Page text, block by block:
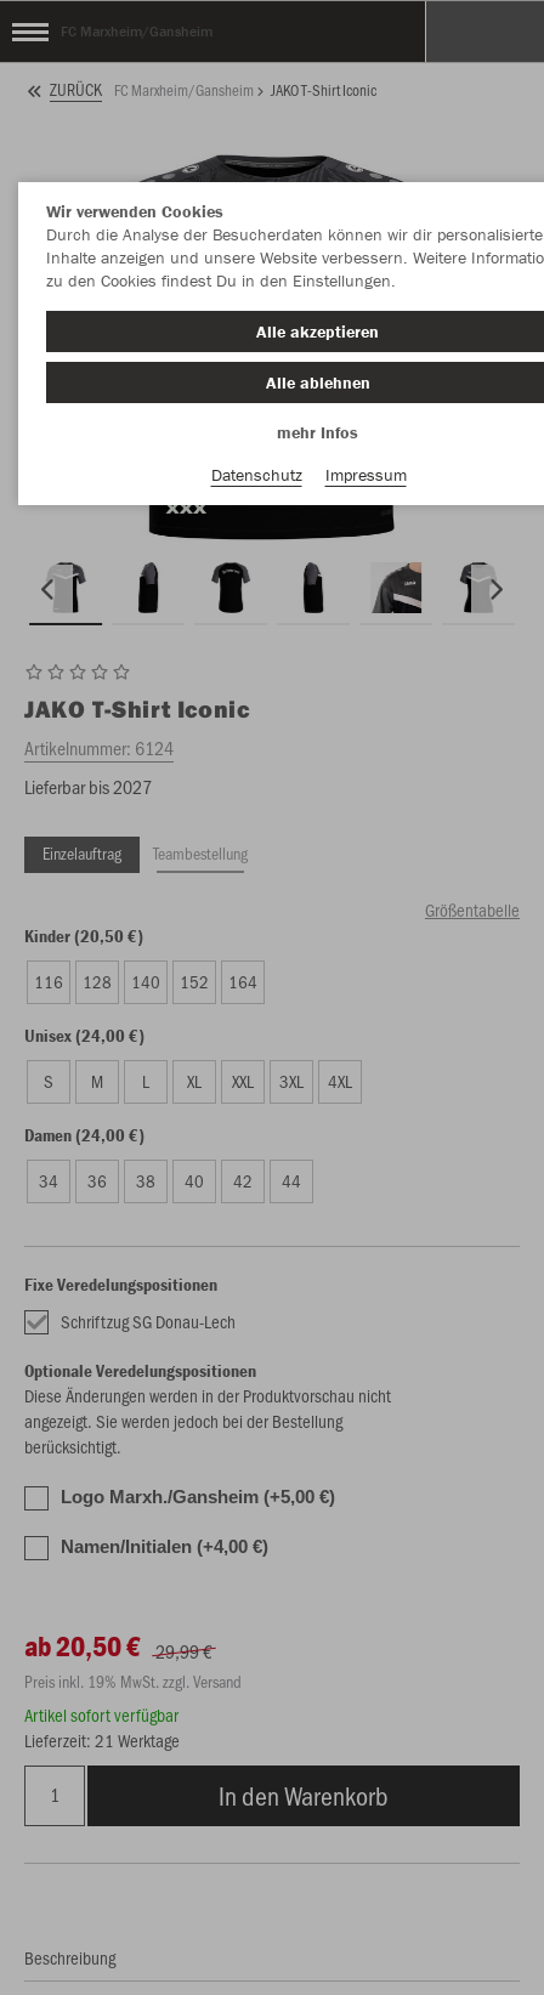
FC Marxheim/Gansheim
ZURÜCK FC Marxheim/Gansheim JAKO T-Shirt Iconic
JAKO T-Shirt Iconic
Artikelnummer: 6124
Lieferbar bis 2027
Einzelauftrag Teambestellung
Größentabelle
Kinder (20,50 €)
116 128 140 152 164
Unisex (24,00 €)
S M L XL XXL 3XL 4XL
Damen (24,00 €)
34 36 38 40 42 44
Fixe Veredelungspositionen
Schriftzug SG Donau-Lech
Optionale Veredelungspositionen
Diese Änderungen werden in der Produktvorschau nicht
angezeigt. Sie werden jedoch bei der Bestellung
berücksichtigt.
Logo Marxh./Gansheim (+5,00 €)
Namen/Initialen (+4,00 €)
ab 20,50 € 29,99 €
Preis inkl. 19% MwSt. zzgl. Versand
Artikel sofort verfügbar
Lieferzeit: 21 Werktage
In den Warenkorb
Beschreibung
Wir verwenden Cookies
Durch die Analyse der Besucherdaten können wir dir personalisierte
Inhalte anzeigen und unsere Website verbessern. Weitere
zu den Cookies findest Du in den Einstellungen.
Alle akzeptieren
Alle ablehnen
mehr Infos
Datenschutz
Impressum